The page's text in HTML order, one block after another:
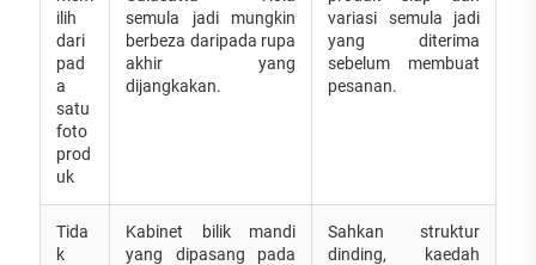
ilih
dari
pad
a
satu
foto
prod
uk
semula jadi mungkin
berbeza daripada rupa
akhir yang
dijangkakan.
variasi semula jadi
yang diterima
sebelum membuat
pesanan.
Tida
k
Kabinet bilik mandi
yang dipasang pada
Sahkan struktur
dinding, kaedah